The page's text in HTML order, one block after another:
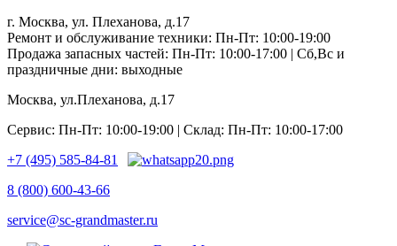
г. Москва, ул. Плеханова, д.17
Ремонт и обслуживание техники: Пн-Пт: 10:00-19:00
Продажа запасных частей: Пн-Пт: 10:00-17:00 | Сб,Вс и
праздничные дни: выходные
Москва, ул.Плеханова, д.17
Сервис: Пн-Пт: 10:00-19:00 | Склад: Пн-Пт: 10:00-17:00
+7 (495) 585-84-81
8 (800) 600-43-66
service@sc-grandmaster.ru